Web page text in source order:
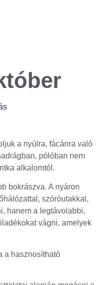
a nyúlra, fácánra való
pólóban nem
alkalomtól.
bokrászva. A nyáron
szóróutakkal,
hanem a legtávolabbi,
vágni, amelyek
a hasznosítható